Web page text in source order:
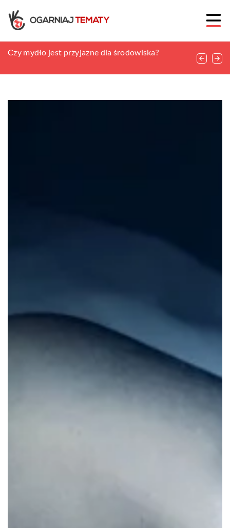
Dźwięki usypiające dzieci
Czy mydło jest przyjazne dla środowiska?
Na co zwracać uwagę przy wyborze foteli